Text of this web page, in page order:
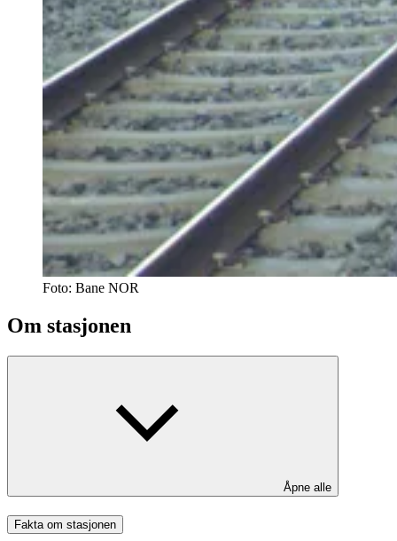
Foto: Bane NOR
Om stasjonen
Åpne alle
Fakta om stasjonen